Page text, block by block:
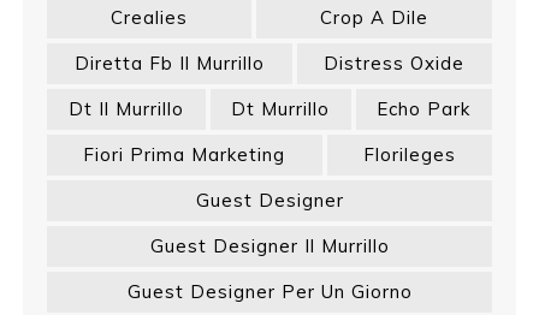
Crealies
Crop A Dile
Diretta Fb Il Murrillo
Distress Oxide
Dt Il Murrillo
Dt Murrillo
Echo Park
Fiori Prima Marketing
Florileges
Guest Designer
Guest Designer Il Murrillo
Guest Designer Per Un Giorno